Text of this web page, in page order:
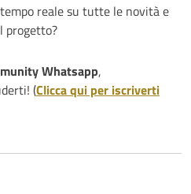
reale su tutte le novità e
progetto?
Whatsapp,
(Clicca qui per iscriverti